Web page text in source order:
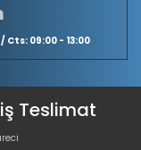
09:00 - 13:00
Teslimat